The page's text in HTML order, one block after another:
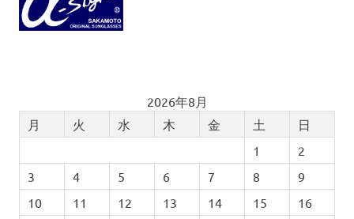
2026年8月
月
火 水 木 金 土
日
1
2
3
4 5 6 7 8
9
10
11 12 13 14 15
16